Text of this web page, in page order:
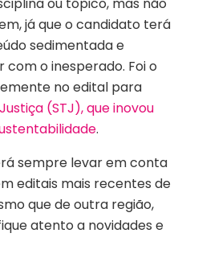
ou tópico, mas não
já que o candidato terá
sedimentada e
o inesperado. Foi o
no edital para
(STJ), que inovou
.
sempre levar em conta
editais mais recentes de
que de outra região,
atento a novidades e